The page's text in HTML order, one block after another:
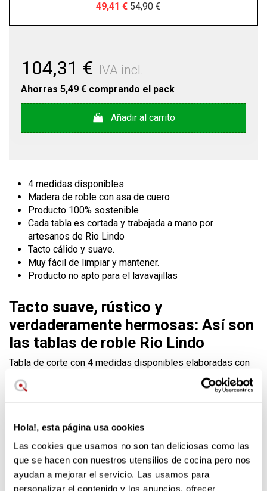
Hola!, esta página usa cookies
Las cookies que usamos no son tan deliciosas como las
que se hacen con nuestros utensilios de cocina pero nos
ayudan a mejorar el servicio. Las usamos para
personalizar el contenido y los anuncios, ofrecer
49,41 € 54,90 €
104,31 € IVA incl.
Ahorras 5,49 € comprando el pack
Añadir al carrito
4 medidas disponibles
Madera de roble con asa de cuero
Producto 100% sostenible
Cada tabla es cortada y trabajada a mano por
artesanos de Rio Lindo
Tacto cálido y suave.
Muy fácil de limpiar y mantener.
Producto no apto para el lavavajillas
Tacto suave, rústico y
verdaderamente hermosas: Así son
las tablas de roble Rio Lindo
Tabla de corte con 4 medidas disponibles elaboradas con
madera de roble y cinta a juego de cuero natural. Las
maderas Rio Lindo vienen de
bosques 100% sostenibles
La superficie se presenta suave y agradable al tacto. Se
trata de un tacto cálido, de esos con personalidad y que te
acercan a la naturaleza. El tratamiento que le han dado a
estas tablas de corte es untarlas con aceite protector y
dejarlas macerar durante largo tiempo para asentar bien la